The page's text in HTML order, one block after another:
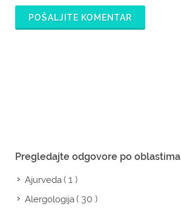
POŠALJITE KOMENTAR
Pregledajte odgovore po oblastima
Ajurveda( 1 )
Alergologija( 30 )